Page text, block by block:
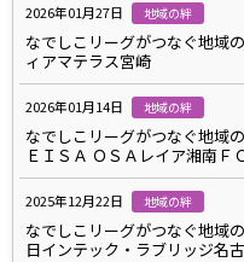
2026年01月27日 地域の絆
なでしこリーグがつなぐ地域
ィアマテラス宮崎
2026年01月14日 地域の絆
なでしこリーグがつなぐ地域
ＥＩＳＡ ＯＳＡレイア湘南Ｆ
2025年12月22日 地域の絆
なでしこリーグがつなぐ地域
日インテック・ラブリッジ名